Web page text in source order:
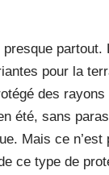
pour la
des
été, sans
Mais ce
ce type de